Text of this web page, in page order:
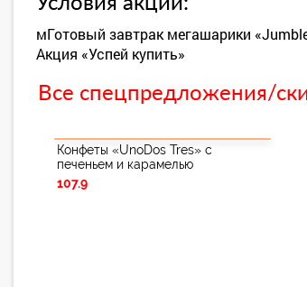
мГотовый завтрак мегашарики
Акция «Успей купить»
Все спецпредложения/
Конфеты «UnoDos Tres» с
печеньем и карамелью
107.9